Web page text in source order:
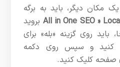
مکان دیگر، باید به برگه
All in One SEO » بروید
روی گزینه «بله» برای
کنید و سپس روی دکمه
صفحه کلیک کنید.